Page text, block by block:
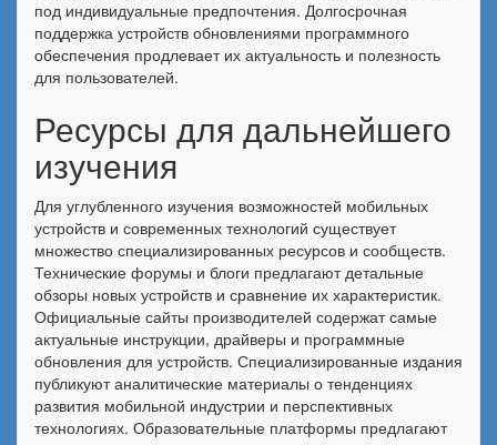
под индивидуальные предпочтения. Долгосрочная
поддержка устройств обновлениями программного
обеспечения продлевает их актуальность и полезность
для пользователей.
Ресурсы для дальнейшего
изучения
Для углубленного изучения возможностей мобильных
устройств и современных технологий существует
множество специализированных ресурсов и сообществ.
Технические форумы и блоги предлагают детальные
обзоры новых устройств и сравнение их характеристик.
Официальные сайты производителей содержат самые
актуальные инструкции, драйверы и программные
обновления для устройств. Специализированные издания
публикуют аналитические материалы о тенденциях
развития мобильной индустрии и перспективных
технологиях. Образовательные платформы предлагают